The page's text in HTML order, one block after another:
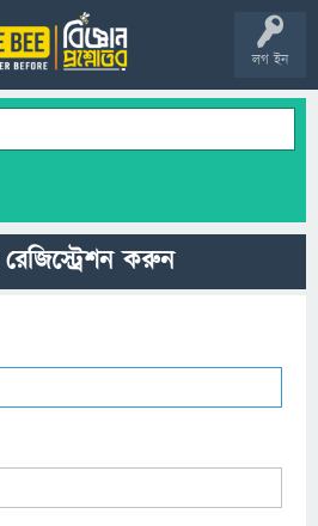
লগ ইন
করুন